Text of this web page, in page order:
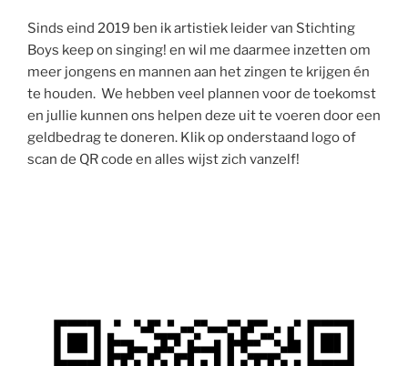
Sinds eind 2019 ben ik artistiek leider van Stichting
Boys keep on singing! en wil me daarmee inzetten om
meer jongens en mannen aan het zingen te krijgen én
te houden. We hebben veel plannen voor de toekomst
en jullie kunnen ons helpen deze uit te voeren door een
geldbedrag te doneren. Klik op onderstaand logo of
scan de QR code en alles wijst zich vanzelf!